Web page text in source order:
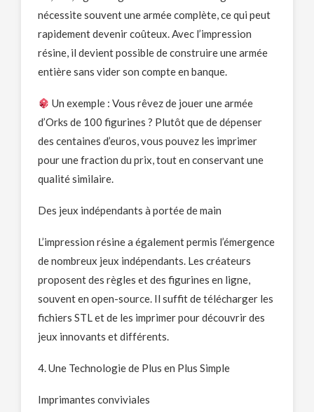
nécessite souvent une armée complète, ce qui peut
rapidement devenir coûteux. Avec l’impression
résine, il devient possible de construire une armée
entière sans vider son compte en banque.
Un exemple : Vous rêvez de jouer une armée
d’Orks de 100 figurines ? Plutôt que de dépenser
des centaines d’euros, vous pouvez les imprimer
pour une fraction du prix, tout en conservant une
qualité similaire.
Des jeux indépendants à portée de main
L’impression résine a également permis l’émergence
de nombreux jeux indépendants. Les créateurs
proposent des règles et des figurines en ligne,
souvent en open-source. Il suffit de télécharger les
fichiers STL et de les imprimer pour découvrir des
jeux innovants et différents.
4. Une Technologie de Plus en Plus Simple
Imprimantes conviviales